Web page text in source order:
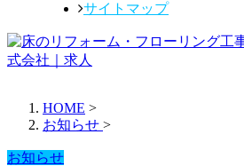
サイトマップ
HOME >
お知らせ >
お知らせ